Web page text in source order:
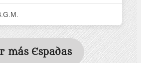
más Espadas